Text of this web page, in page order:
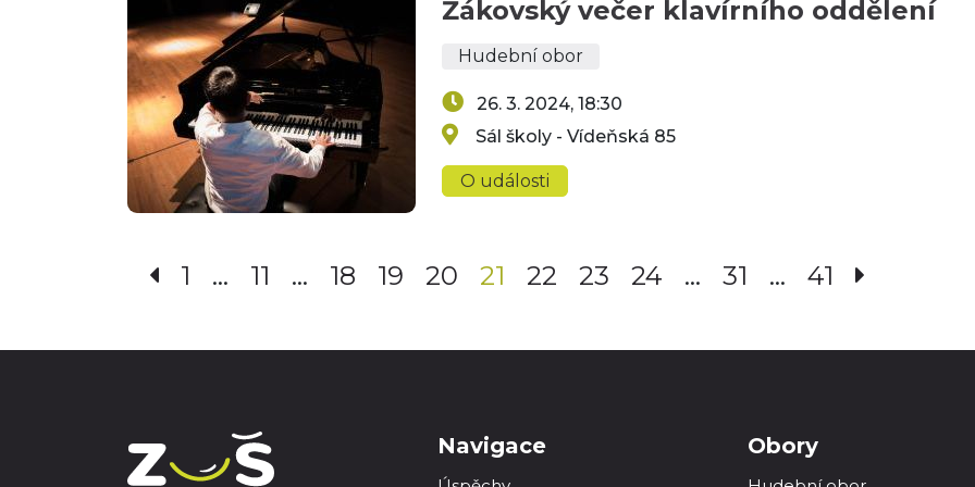
Žákovský večer klavírního oddělení
Hudební obor
26. 3. 2024, 18:30
Sál školy - Vídeňská 85
O události
1 … 11 … 18 19 20 21 22 23 24 … 31 … 41
Navigace Obory